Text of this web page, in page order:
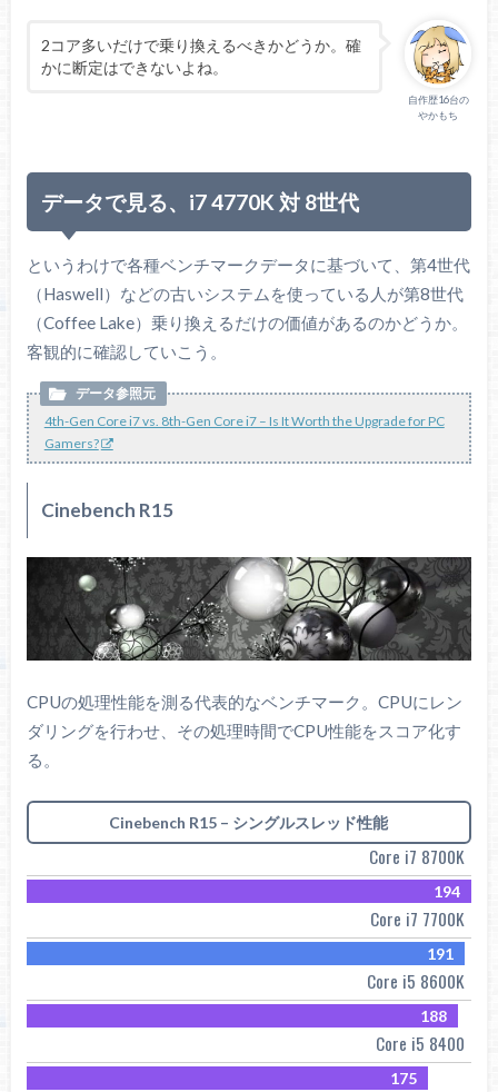
自作歴16台の
やかもち
2コア多いだけで乗り換えるべきかどうか。確
かに断定はできないよね。
データで見る、i7 4770K 対 8世代
というわけで各種ベンチマークデータに基づいて、第4世代
（Haswell）などの古いシステムを使っている人が第8世代
（Coffee Lake）乗り換えるだけの価値があるのかどうか。
客観的に確認していこう。
4th-Gen Core i7 vs. 8th-Gen Core i7 – Is It Worth the Upgrade for PC
Gamers?
Cinebench R15
CPUの処理性能を測る代表的なベンチマーク。CPUにレン
ダリングを行わせ、その処理時間でCPU性能をスコア化す
る。
Cinebench R15 – シングルスレッド性能
Core i7 8700K
194
Core i7 7700K
191
Core i5 8600K
188
Core i5 8400
175